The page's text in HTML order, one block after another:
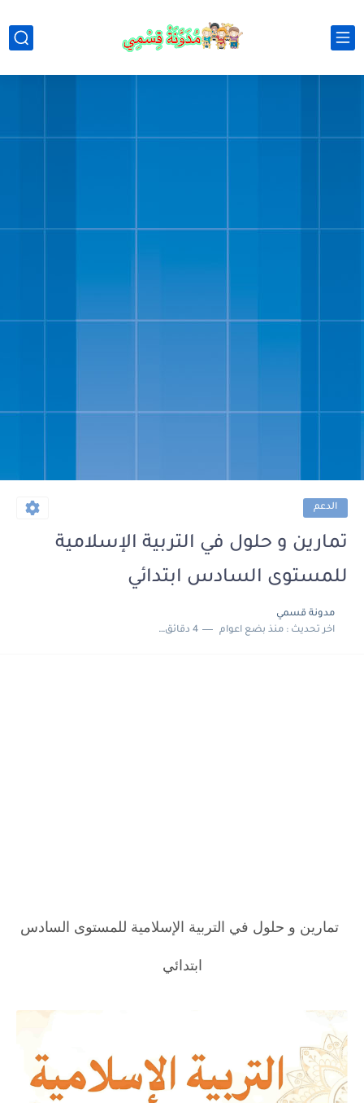
الدعم
تمارين و حلول في التربية الإسلامية
للمستوى السادس ابتدائي
مدونة قسمي
اخر تحديث :منذ بضع اعوام 4 دقائق للقراءة
تمارين و حلول في التربية الإسلامية للمستوى السادس
ابتدائي